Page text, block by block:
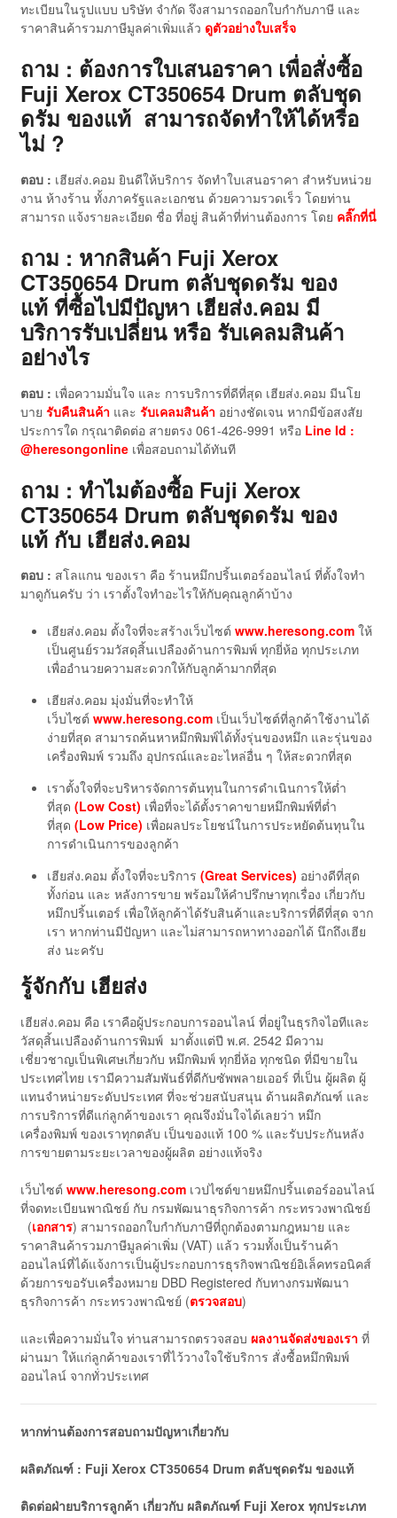
ทะเบียนในรูปแบบ บริษัท จำกัด จึงสามารถออกใบกำกับภาษี และ
ราคาสินค้ารวมภาษีมูลค่าเพิ่มแล้ว ดูตัวอย่างใบเสร็จ
ถาม : ต้องการใบเสนอราคา เพื่อสั่งซื้อ
Fuji Xerox CT350654 Drum ตลับชุด
ดรัม ของแท้ สามารถจัดทำให้ได้หรือ
ไม่ ?
ตอบ : เฮียส่ง.คอม ยินดีให้บริการ จัดทำใบเสนอราคา สำหรับหน่วย
งาน ห้างร้าน ทั้งภาครัฐและเอกชน ด้วยความรวดเร็ว โดยท่าน
สามารถ แจ้งรายละเอียด ชื่อ ที่อยู่ สินค้าที่ท่านต้องการ โดย คลิ๊กที่นี่
ถาม : หากสินค้า Fuji Xerox
CT350654 Drum ตลับชุดดรัม ของ
แท้ ที่ซื้อไปมีปัญหา เฮียส่ง.คอม มี
บริการรับเปลี่ยน หรือ รับเคลมสินค้า
อย่างไร
ตอบ : เพื่อความมั่นใจ และ การบริการที่ดีที่สุด เฮียส่ง.คอม มีนโย
บาย รับคืนสินค้า และ รับเคลมสินค้า อย่างชัดเจน หากมีข้อสงสัย
ประการใด กรุณาติดต่อ สายตรง 061-426-9991 หรือ Line Id :
@heresongonlineเพื่อสอบถามได้ทันที
ถาม : ทำไมต้องซื้อ Fuji Xerox
CT350654 Drum ตลับชุดดรัม ของ
แท้ กับ เฮียส่ง.คอม
ตอบ : สโลแกน ของเรา คือ ร้านหมึกปริ้นเตอร์ออนไลน์ ที่ตั้งใจทำ
มาดูกันครับ ว่า เราตั้งใจทำอะไรให้กับคุณลูกค้าบ้าง
เฮียส่ง.คอม ตั้งใจที่จะสร้างเว็บไซต์ www.heresong.comให้
เป็นศูนย์รวมวัสดุสิ้นเปลืองด้านการพิมพ์ ทุกยี่ห้อ ทุกประเภท
เพื่ออำนวยความสะดวกให้กับลูกค้ามากที่สุด
เฮียส่ง.คอม มุ่งมั่นที่จะทำให้
เว็บไซต์ www.heresong.comเป็นเว็บไซต์ที่ลูกค้าใช้งานได้
ง่ายที่สุด สามารถค้นหาหมึกพิมพ์ได้ทั้งรุ่นของหมึก และรุ่นของ
เครื่องพิมพ์ รวมถึง อุปกรณ์และอะไหล่อื่น ๆ ให้สะดวกที่สุด
เราตั้งใจที่จะบริหารจัดการต้นทุนในการดำเนินการให้ต่ำ
ที่สุด (Low Cost) เพื่อที่จะได้ตั้งราคาขายหมึกพิมพ์ที่ต่ำ
ที่สุด (Low Price) เพื่อผลประโยชน์ในการประหยัดต้นทุนใน
การดำเนินการของลูกค้า
เฮียส่ง.คอม ตั้งใจที่จะบริการ (Great Services) อย่างดีที่สุด
ทั้งก่อน และ หลังการขาย พร้อมให้คำปรึกษาทุกเรื่อง เกี่ยวกับ
หมึกปริ้นเตอร์ เพื่อให้ลูกค้าได้รับสินค้าและบริการที่ดีที่สุด จาก
เรา หากท่านมีปัญหา และไม่สามารถหาทางออกได้ นึกถึงเฮีย
ส่ง นะครับ
รู้จักกับ เฮียส่ง
เฮียส่ง.คอม คือ เราคือผู้ประกอบการออนไลน์ ที่อยู่ในธุรกิจไอทีและ
วัสดุสิ้นเปลืองด้านการพิมพ์ มาตั้งแต่ปี พ.ศ. 2542 มีความ
เชี่ยวชาญเป็นพิเศษเกี่ยวกับ หมึกพิมพ์ ทุกยี่ห้อ ทุกชนิด ที่มีขายใน
ประเทศไทย เรามีความสัมพันธ์ที่ดีกับซัพพลายเออร์ ที่เป็น ผู้ผลิต ผู้
แทนจำหน่ายระดับประเทศ ที่จะช่วยสนับสนุน ด้านผลิตภัณฑ์ และ
การบริการที่ดีแก่ลูกค้าของเรา คุณจึงมั่นใจได้เลยว่า หมึก
เครื่องพิมพ์ ของเราทุกตลับ เป็นของแท้ 100 % และรับประกันหลัง
การขายตามระยะเวลาของผู้ผลิต อย่างแท้จริง
เว็บไซต์ www.heresong.comเวปไซต์ขายหมึกปริ้นเตอร์ออนไลน์
ที่จดทะเบียนพาณิชย์ กับ กรมพัฒนาธุรกิจการค้า กระทรวงพาณิชย์
(เอกสาร) สามารถออกใบกำกับภาษีที่ถูกต้องตามกฎหมาย และ
ราคาสินค้ารวมภาษีมูลค่าเพิ่ม (VAT) แล้ว รวมทั้งเป็นร้านค้า
ออนไลน์ที่ได้แจ้งการเป็นผู้ประกอบการธุรกิจพาณิชย์อิเล็คทรอนิคส์
ด้วยการขอรับเครื่องหมาย DBD Registered กับทางกรมพัฒนา
ธุรกิจการค้า กระทรวงพาณิชย์ (ตรวจสอบ)
และเพื่อความมั่นใจ ท่านสามารถตรวจสอบ ผลงานจัดส่งของเรา ที่
ผ่านมา ให้แก่ลูกค้าของเราที่ไว้วางใจใช้บริการ สั่งซื้อหมึกพิมพ์
ออนไลน์ จากทั่วประเทศ
หากท่านต้องการสอบถามปัญหาเกี่ยวกับ
ผลิตภัณฑ์ : Fuji Xerox CT350654 Drum ตลับชุดดรัม ของแท้
ติดต่อฝ่ายบริการลูกค้า เกี่ยวกับ ผลิตภัณฑ์ Fuji Xerox ทุกประเภท